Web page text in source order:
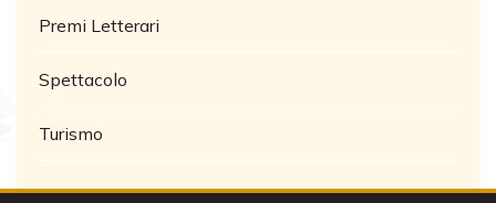
Premi Letterari
Spettacolo
Turismo